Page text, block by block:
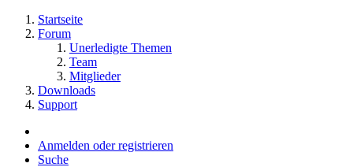
Startseite
Forum
Unerledigte Themen
Team
Mitglieder
Downloads
Support
Anmelden oder registrieren
Suche